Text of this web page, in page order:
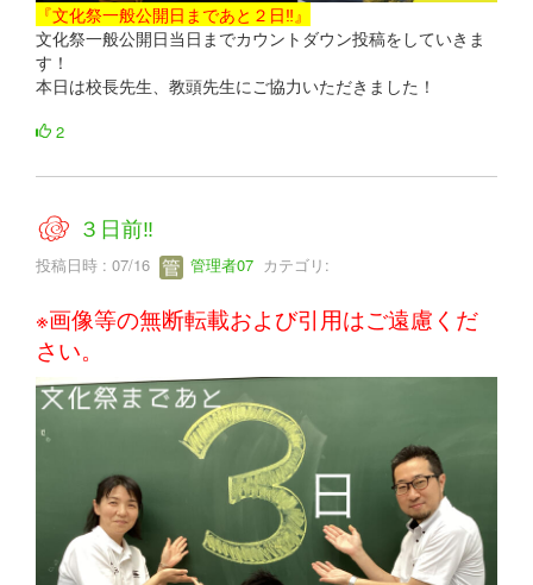
『文化祭一般公開日まであと２日‼』
文化祭一般公開日当日までカウントダウン投稿をしていきま
す！
本日は校長先生、教頭先生にご協力いただきました！
2
３日前‼
投稿日時 : 07/16 管理者07 カテゴリ:
※画像等の無断転載および引用はご遠慮くだ
さい。